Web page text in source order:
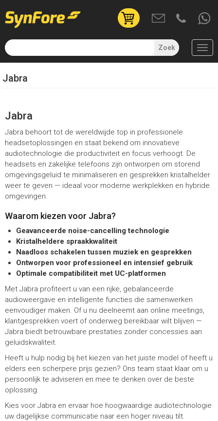
Overslaan
en
inhoud
User
account
menu
(uitgelogd)
Zoek
Jabra
Jabra
Jabra behoort tot de wereldwijde top in professionele
headsetoplossingen en staat bekend om innovatieve
audiotechnologie die productiviteit en focus verhoogt. De
headsets en zakelijke telefoons zijn ontworpen om storend
omgevingsgeluid te minimaliseren en gesprekken kristalhelder
weer te geven — ideaal voor moderne werkplekken en hybride
omgevingen.
Waarom kiezen voor Jabra?
Geavanceerde noise-cancelling technologie
Kristalheldere spraakkwaliteit
Naadloos schakelen tussen muziek en gesprekken
Ontworpen voor professioneel en intensief gebruik
Optimale compatibiliteit met UC-platformen
Met Jabra profiteert u van een rijke, gebalanceerde
audioweergave en intelligente functies die samenwerken
eenvoudiger maken. Of u nu deelneemt aan online meetings,
klantgesprekken voert of onderweg bereikbaar wilt blijven —
Jabra biedt betrouwbare prestaties zonder concessies aan
geluidskwaliteit.
Heeft u hulp nodig bij het kiezen van het juiste model of heeft u
elders een scherpere prijs gezien? Ons team staat klaar om u
persoonlijk te adviseren en mee te denken over de beste
oplossing.
Kies voor Jabra en ervaar hoe hoogwaardige audiotechnologie
uw dagelijkse communicatie naar een hoger niveau tilt.